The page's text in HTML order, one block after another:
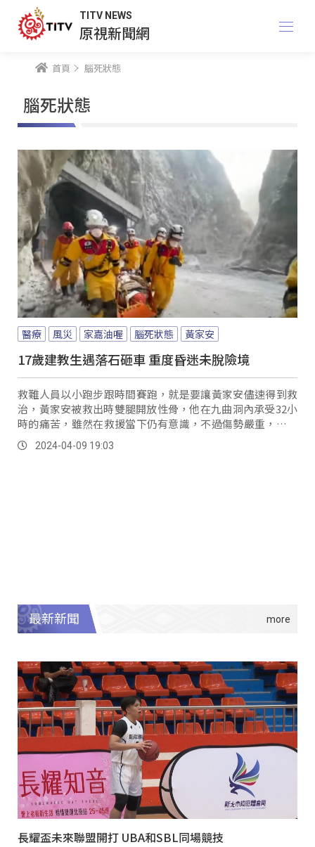
TITV NEWS
原視新聞網
首頁 腦死狀態
腦死狀態
醫療 風災 家嘉油喔 腦死狀態 黃家安
17歲建教生遇落石砸車 重度昏迷未脫險境
救難人員以小跑步跟時間賽跑，就是要讓黃家安儘速得到救
治，黃家安被救出時雙腿開放性骨，他在九曲洞內承受32小
時的痛苦，雖然在救援當下仍有意識，不過傷勢嚴重，一度
沒了呼吸心跳，後來緊急裝上葉克膜保住一命，雖然命保住
了，但目前卻呈現腦死狀態，全校師生也集氣希望他能加
2024-04-09 19:03
最新新聞
長耀盃未來聯盟開打 UBA和SBL同場競技